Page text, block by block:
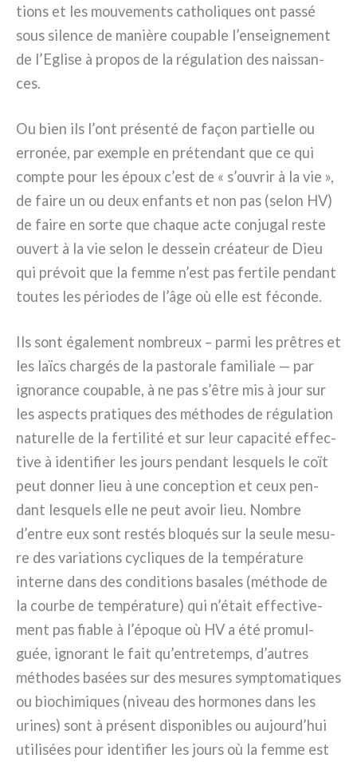
tions et les mou­ve­men­ts catho­li­ques ont pas­sé
sous silen­ce de maniè­re cou­pa­ble l’enseignement
de l’Eglise à pro­pos de la régu­la­tion des nais­san­
ces.
Ou bien ils l’ont pré­sen­té de façon par­tiel­le ou
erro­née, par exem­ple en pré­ten­dant que ce qui
comp­te pour les époux c’est de « s’ouvrir à la vie »,
de fai­re un ou deux enfan­ts et non pas (selon HV)
de fai­re en sor­te que cha­que acte con­ju­gal reste
ouvert à la vie selon le des­sein créa­teur de Dieu
qui pré­voit que la fem­me n’est pas fer­ti­le pen­dant
tou­tes les pério­des de l’âge où elle est fécon­de.
Ils sont éga­le­ment nom­breux – par­mi les prê­tres et
les laïcs char­gés de la pasto­ra­le fami­lia­le — par
igno­ran­ce cou­pa­ble, à ne pas s’être mis à jour sur
les aspec­ts pra­ti­ques des métho­des de régu­la­tion
natu­rel­le de la fer­ti­li­té et sur leur capa­ci­té effec­
ti­ve à iden­ti­fier les jours pen­dant lesquels le coït
peut don­ner lieu à une con­cep­tion et ceux pen­
dant lesquels elle ne peut avoir lieu. Nombre
d’entre eux sont restés blo­qués sur la seu­le mesu­
re des varia­tions cycli­ques de la tem­pé­ra­tu­re
inter­ne dans des con­di­tions basa­les (métho­de de
la cour­be de tem­pé­ra­tu­re) qui n’était effec­ti­ve­
ment pas fia­ble à l’époque où HV a été pro­mul­
guée, igno­rant le fait qu’entretemps, d’autres
métho­des basées sur des mesu­res symp­to­ma­ti­ques
ou bio­chi­mi­ques (niveau des hor­mo­nes dans les
uri­nes) sont à pré­sent dispo­ni­bles ou aujourd’hui
uti­li­sées pour iden­ti­fier les jours où la fem­me est